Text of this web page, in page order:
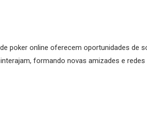
poker online oferecem oportunidades de
formando novas amizades e redes